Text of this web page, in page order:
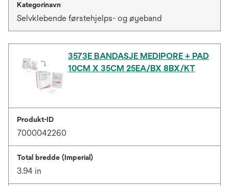
Kategorinavn
Selvklebende førstehjelps- og øyeband
3573E BANDASJE MEDIPORE + PAD
10CM X 35CM 25EA/BX 8BX/KT
Produkt-ID
7000042260
Total bredde (Imperial)
3.94 in